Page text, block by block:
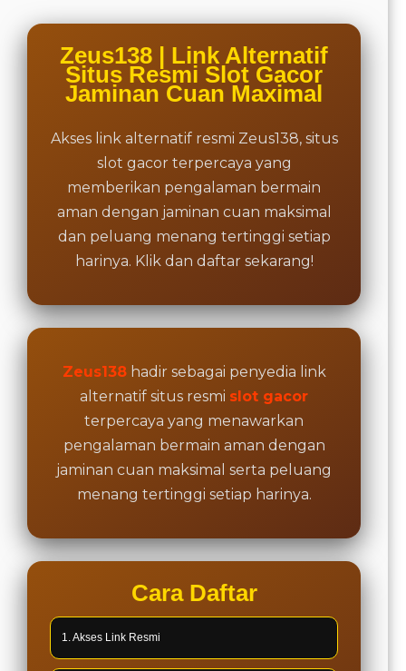
the item
price
and a
buyer
View
Zeus138 | Link Alternatif
Situs Resmi Slot Gacor
Jaminan Cuan Maximal
Akses link alternatif resmi Zeus138, situs
slot gacor terpercaya yang
memberikan pengalaman bermain
aman dengan jaminan cuan maksimal
dan peluang menang tertinggi setiap
harinya. Klik dan daftar sekarang!
Zeus138hadir sebagai penyedia link
alternatif situs resmi slot gacor
terpercaya yang menawarkan
pengalaman bermain aman dengan
jaminan cuan maksimal serta peluang
menang tertinggi setiap harinya.
Cara Daftar
1. Akses Link Resmi